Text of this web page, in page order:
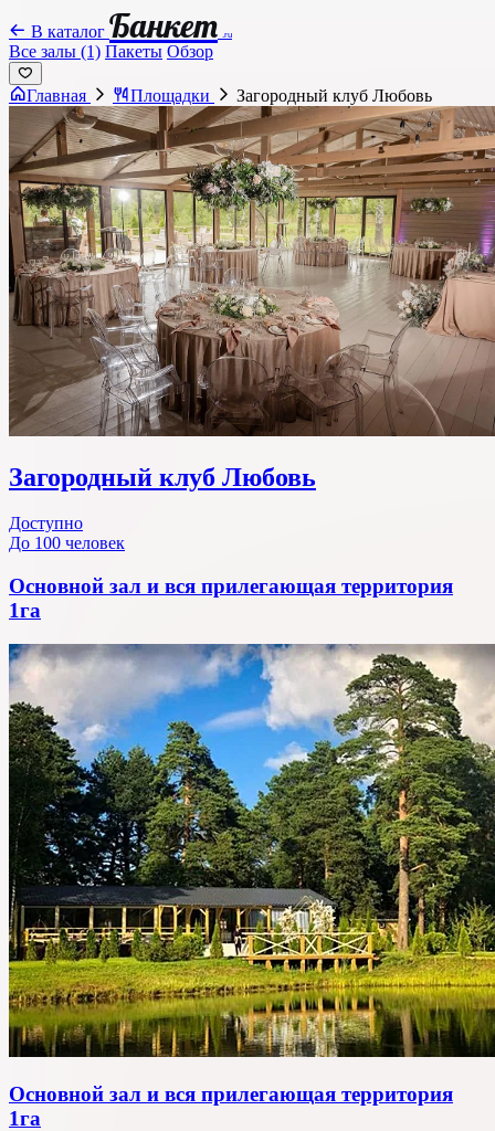
В каталог Банкет .ru
Все залы (1) Пакеты Обзор
Главная Площадки Загородный клуб Любовь
Загородный клуб Любовь
Доступно
До 100 человек
Основной зал и вся прилегающая территория
1га
Основной зал и вся прилегающая территория
1га